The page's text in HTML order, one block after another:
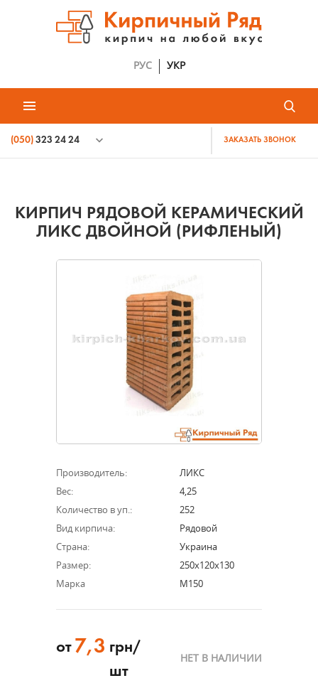
РУС УКР
(050) 323 24 24 ЗАКАЗАТЬ ЗВОНОК
КИРПИЧ РЯДОВОЙ КЕРАМИЧЕСКИЙ
ЛИКС ДВОЙНОЙ (РИФЛЕНЫЙ)
Производитель:
ЛИКС
Вес:
4,25
Количество в уп.:
252
Вид кирпича:
Рядовой
Страна:
Украина
Размер:
250х120х130
Марка
М150
от 7,3 грн/
шт
НЕТ В НАЛИЧИИ